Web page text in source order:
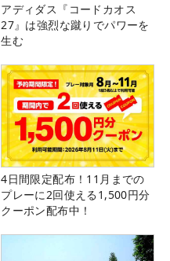
アディダス『コードカオス
27』は強烈な蹴りでパワーを
生む
4日間限定配布！11月までの
プレーに2回使える1,500円分
クーポン配布中！